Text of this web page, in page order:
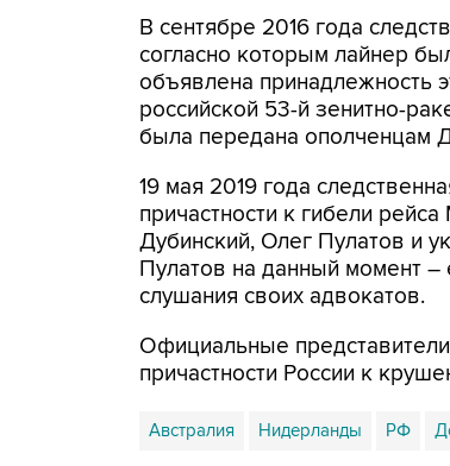
В сентябре 2016 года
согласно которым лайнер
объявлена принадлежность
российской 53-й зенитно-
была передана ополченцам
19 мая 2019 года
причастности к гибели
Дубинский, Олег Пулатов и
Пулатов на данный момент –
слушания своих адвокатов.
Официальные
причастности России к
Австралия Нидерланды РФ